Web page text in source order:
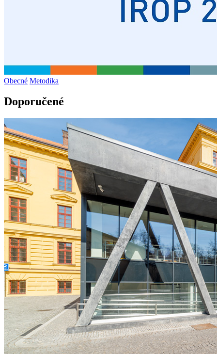
Obecné Metodika
Doporučené